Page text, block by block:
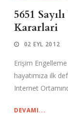
5651
Kararlari
02 EYL 2012
Erişim
hayatımıza ilk
Internet
DEVAMI...